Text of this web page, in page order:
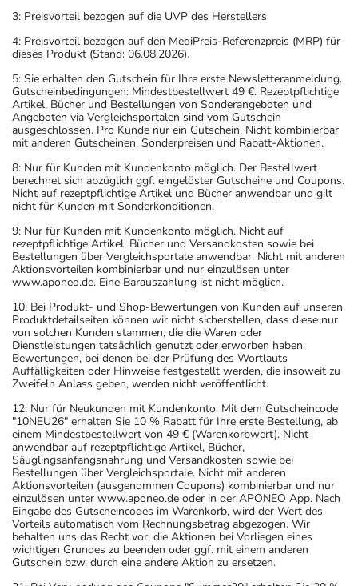
3: Preisvorteil bezogen auf die UVP des Herstellers
4: Preisvorteil bezogen auf den MediPreis-Referenzpreis (MRP) für
dieses Produkt (Stand: 06.08.2026).
5: Sie erhalten den Gutschein für Ihre erste Newsletteranmeldung.
Gutscheinbedingungen: Mindestbestellwert 49 €. Rezeptpflichtige
Artikel, Bücher und Bestellungen von Sonderangeboten und
Angeboten via Vergleichsportalen sind vom Gutschein
ausgeschlossen. Pro Kunde nur ein Gutschein. Nicht kombinierbar
mit anderen Gutscheinen, Sonderpreisen und Rabatt-Aktionen.
8: Nur für Kunden mit Kundenkonto möglich. Der Bestellwert
berechnet sich abzüglich ggf. eingelöster Gutscheine und Coupons.
Nicht auf rezeptpflichtige Artikel und Bücher anwendbar und gilt
nicht für Kunden mit Sonderkonditionen.
9: Nur für Kunden mit Kundenkonto möglich. Nicht auf
rezeptpflichtige Artikel, Bücher und Versandkosten sowie bei
Bestellungen über Vergleichsportale anwendbar. Nicht mit anderen
Aktionsvorteilen kombinierbar und nur einzulösen unter
www.aponeo.de. Eine Barauszahlung ist nicht möglich.
10: Bei Produkt- und Shop-Bewertungen von Kunden auf unseren
Produktdetailseiten können wir nicht sicherstellen, dass diese nur
von solchen Kunden stammen, die die Waren oder
Dienstleistungen tatsächlich genutzt oder erworben haben.
Bewertungen, bei denen bei der Prüfung des Wortlauts
Auffälligkeiten oder Hinweise festgestellt werden, die insoweit zu
Zweifeln Anlass geben, werden nicht veröffentlicht.
12: Nur für Neukunden mit Kundenkonto. Mit dem Gutscheincode
"10NEU26" erhalten Sie 10 % Rabatt für Ihre erste Bestellung, ab
einem Mindestbestellwert von 49 € (Warenkorbwert). Nicht
anwendbar auf rezeptpflichtige Artikel, Bücher,
Säuglingsanfangsnahrung und Versandkosten sowie bei
Bestellungen über Vergleichsportale. Nicht mit anderen
Aktionsvorteilen (ausgenommen Coupons) kombinierbar und nur
einzulösen unter www.aponeo.de oder in der APONEO App. Nach
Eingabe des Gutscheincodes im Warenkorb, wird der Wert des
Vorteils automatisch vom Rechnungsbetrag abgezogen. Wir
behalten uns das Recht vor, die Aktionen bei Vorliegen eines
wichtigen Grundes zu beenden oder ggf. mit einem anderen
Gutschein bzw. durch eine andere Aktion zu ersetzen.